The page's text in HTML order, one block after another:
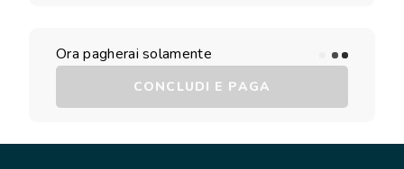
Ora pagherai solamente
CONCLUDI E PAGA